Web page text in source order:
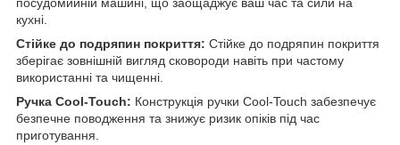
кухні.
Стійке до подряпин покриття: Стійке до подряпин покриття
зберігає зовнішній вигляд сковороди навіть при частому
використанні та чищенні.
Ручка Cool-Touch: Конструкція ручки Cool-Touch забезпечує
безпечне поводження та знижує ризик опіків під час
приготування.